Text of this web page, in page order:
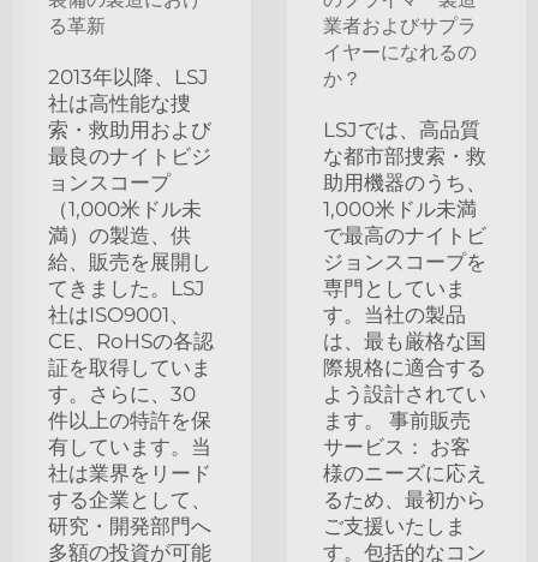
る革新
2013年以降、LSJ
社は高性能な捜
索・救助用および
最良のナイトビジ
ョンスコープ
（1,000米ドル未
満）の製造、供
給、販売を展開し
てきました。LSJ
社はISO9001、
CE、RoHSの各認
証を取得していま
す。さらに、30
件以上の特許を保
有しています。当
社は業界をリード
する企業として、
研究・開発部門へ
多額の投資が可能
業者およびサプラ
イヤーになれるの
か？
LSJでは、高品質
な都市部捜索・救
助用機器のうち、
1,000米ドル未満
で最高のナイトビ
ジョンスコープを
専門としていま
す。当社の製品
は、最も厳格な国
際規格に適合する
よう設計されてい
ます。 事前販売
サービス： お客
様のニーズに応え
るため、最初から
ご支援いたしま
す。包括的なコン